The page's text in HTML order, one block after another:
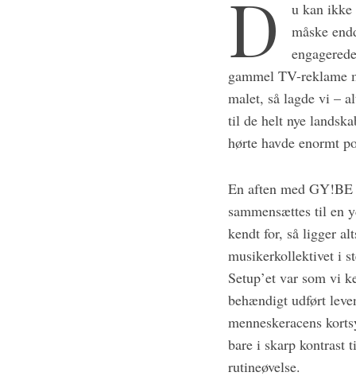
D
u kan ikke
måske
gammel TV-reklame
malet, så lagde vi –
til de helt nye
hørte havde enormt
En aften med
sammensættes til en
kendt for, så ligger
musikerkollektivet i
Setup’et var som vi
behændigt udført
menneskeracens
bare i skarp kontrast
rutineøvelse.